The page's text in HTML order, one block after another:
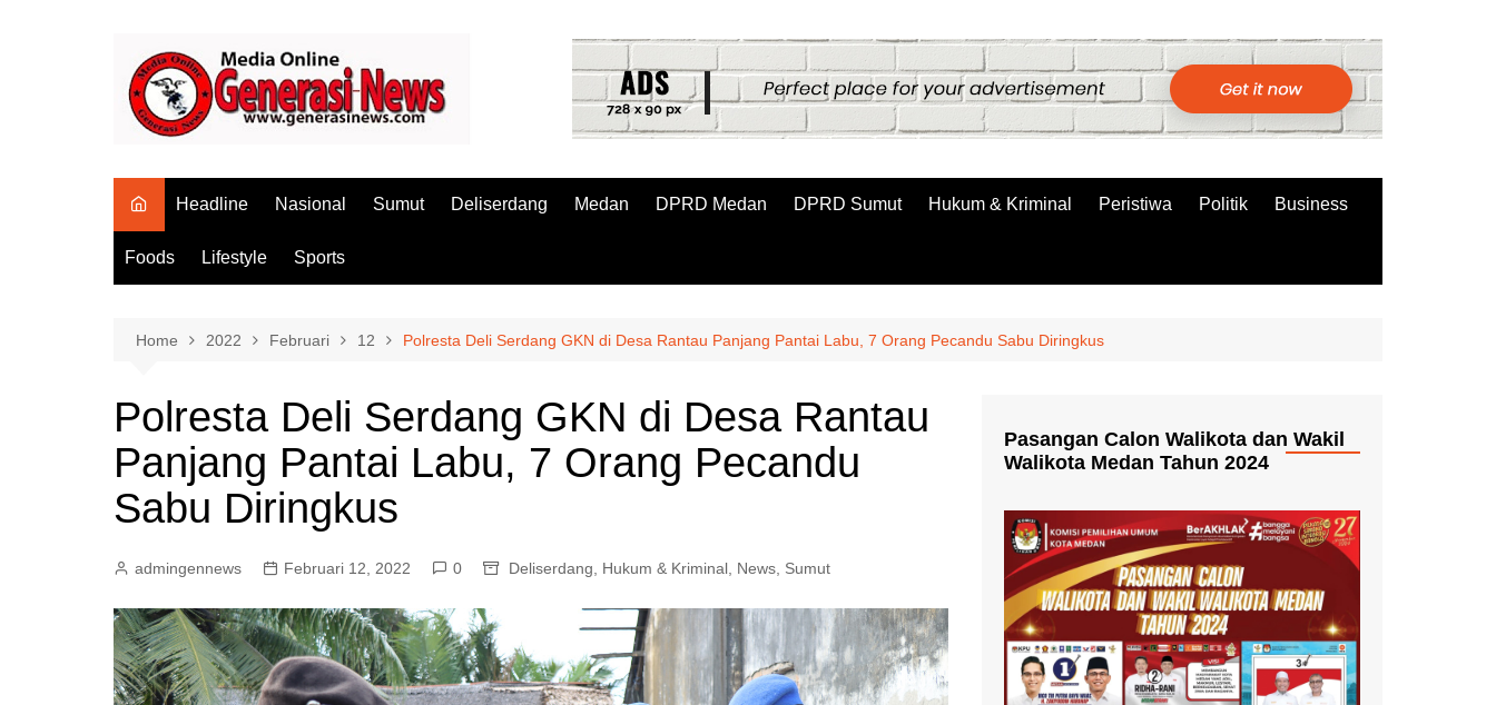
Headline Nasional Sumut Deliserdang Medan DPRD Medan DPRD Sumut Hukum & Kriminal Peristiwa Politik Business
Foods Lifestyle Sports
Home 2022 Februari 12 Polresta Deli Serdang GKN di Desa Rantau Panjang Pantai Labu, 7 Orang Pecandu Sabu Diringkus
Polresta Deli Serdang GKN di Desa Rantau
Panjang Pantai Labu, 7 Orang Pecandu
Sabu Diringkus
admingennews Februari 12, 2022 0 Deliserdang Hukum & Kriminal News Sumut
Pasangan Calon Walikota dan Wakil
Walikota Medan Tahun 2024